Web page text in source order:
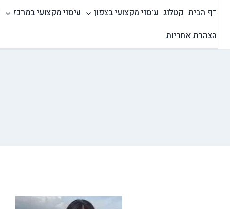
content
דף הבית קטלוג עיסוי מקצועי בצפון עיסוי מקצועי במרכז
הצהרת אחריות